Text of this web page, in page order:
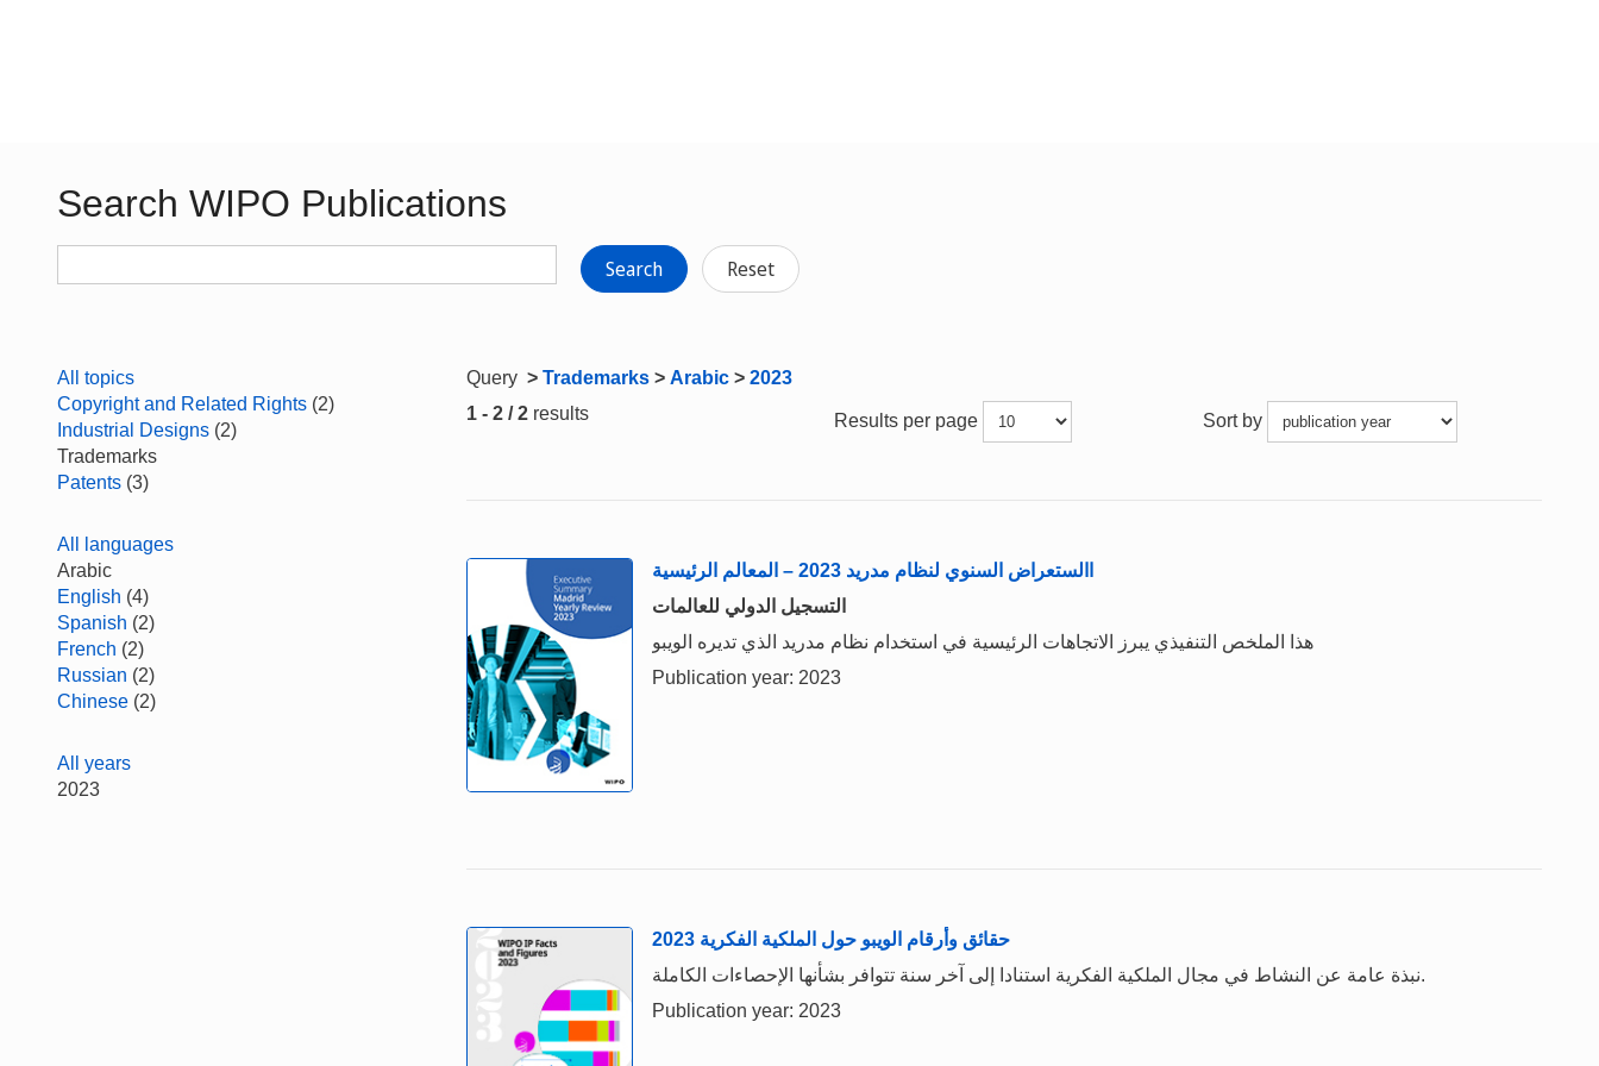
Search WIPO Publications
Search Reset
All topics
Copyright and Related Rights (2)
Industrial Designs (2)
Trademarks
Patents (3)
All languages
Arabic
English (4)
Spanish (2)
French (2)
Russian (2)
Chinese (2)
All years
2023
Query > Trademarks > Arabic > 2023
1 - 2 / 2 results Results per page Sort by
االستعراض السنوي لنظام مدريد 2023 – المعالم الرئيسية
التسجيل الدولي للعالمات
هذا الملخص التنفيذي يبرز الاتجاهات الرئيسية في استخدام نظام مدريد الذي تديره الويبو
Publication year: 2023
حقائق وأرقام الويبو حول الملكية الفكرية 2023
نبذة عامة عن النشاط في مجال الملكية الفكرية استنادا إلى آخر سنة تتوافر بشأنها الإحصاءات الكاملة.
Publication year: 2023